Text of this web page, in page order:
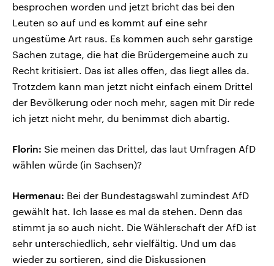
besprochen worden und jetzt bricht das bei den
Leuten so auf und es kommt auf eine sehr
ungestüme Art raus. Es kommen auch sehr garstige
Sachen zutage, die hat die Brüdergemeine auch zu
Recht kritisiert. Das ist alles offen, das liegt alles da.
Trotzdem kann man jetzt nicht einfach einem Drittel
der Bevölkerung oder noch mehr, sagen mit Dir rede
ich jetzt nicht mehr, du benimmst dich abartig.
Florin: Sie meinen das Drittel, das laut Umfragen AfD
wählen würde (in Sachsen)?
Hermenau: Bei der Bundestagswahl zumindest AfD
gewählt hat. Ich lasse es mal da stehen. Denn das
stimmt ja so auch nicht. Die Wählerschaft der AfD ist
sehr unterschiedlich, sehr vielfältig. Und um das
wieder zu sortieren, sind die Diskussionen